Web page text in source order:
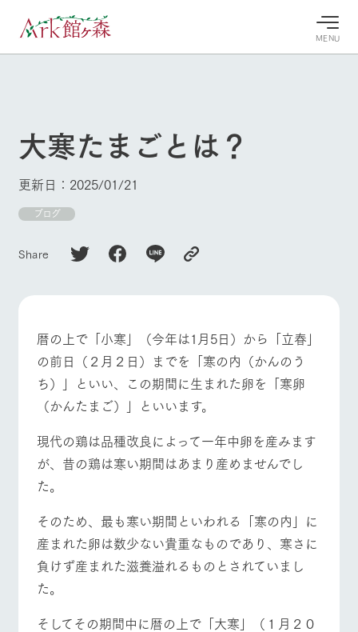
MENU
牧場へ行
く
営業時
間・料金
交通アク
セス
だく質問
よく見られている情報
今日の牧
本日の営業時間
や牧場の天気、
状況などを毎日
Ark館ヶ森で開
催しているイベ
情報やスケジュ
ビゲート
施設・体験情報
フラワー
ガーデン
花のある美しい
自然環境の中、
季節の移り変わ
動物とふ
れあう
触れて、感じ
て、学ぶ。館ヶ
森の雄大な自然
ツリーハウスや
各種体験教室な
アクティビティ
レストラ
ン
理人が腕を振
ショップ
／お買い
物
た生産品をはじ
牧場マッ
プ
Ark館ヶ森について
牧場に行く
生産品を見る
ArkFarm Wedding
お知らせ
ブログ
お問い合わせ・資料請求
生産品カタログ・資料DL
English (Google Translate)
牧場トップ 今日の牧場 牧場の楽しみ方
イベント/フェア レストラン/BBQ フラワーガーデン
動物とふれあう アクティビティ/体験 ショップ/お買い物
大寒たまごとは？
更新日：2025/01/21
ブログ
Share
暦の上で「小寒」（今年は1月5日）から「立春」
の前日（２月２日）までを「寒の内（かんのう
ち）」といい、この期間に生まれた卵を「寒卵
（かんたまご）」といいます。
現代の鶏は品種改良によって一年中卵を産みます
が、昔の鶏は寒い期間はあまり産めませんでし
た。
そのため、最も寒い期間といわれる「寒の内」に
産まれた卵は数少ない貴重なものであり、寒さに
負けず産まれた滋養溢れるものとされていまし
た。
そしてその期間中に暦の上で「大寒」（１月２０